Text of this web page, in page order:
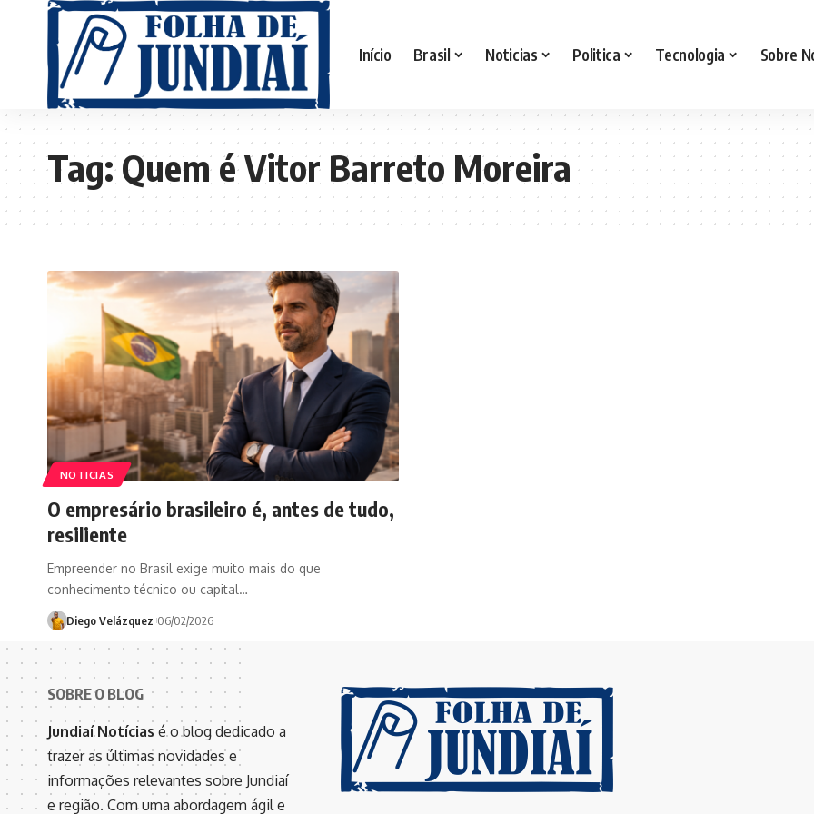
Início Brasil Noticias Politica Tecnologia Sobre
Tag:Quem é Vitor Barreto Moreira
NOTICIAS
O empresário brasileiro é, antes de tudo,
resiliente
Empreender no Brasil exige muito mais do que
conhecimento técnico ou capital…
Diego Velázquez 06/02/2026
SOBRE O BLOG
Jundiaí Notícias é o blog dedicado a
trazer as últimas novidades e
informações relevantes sobre Jundiaí
e região. Com uma abordagem ágil e